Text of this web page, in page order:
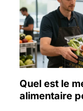
Quel est le
alimentaire